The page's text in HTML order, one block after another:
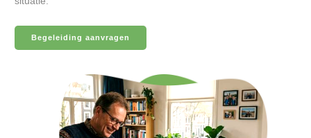
Begeleiding aanvragen